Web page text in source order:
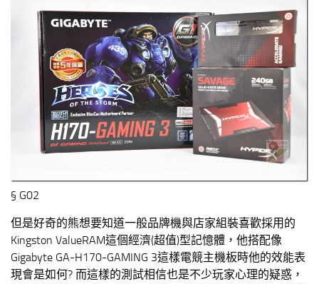
§ G02
但是好奇的熊想要知道一般品牌機與店家組裝喜歡採用的
Kingston ValueRAM這個經濟(超值)型記憶體，他搭配像
Gigabyte GA-H170-GAMING 3這樣電競主機板時他的效能表
現會是如何? 而這樣的測試相信也是不少玩家心理的疑惑，